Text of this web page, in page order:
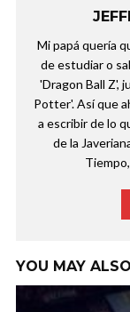
Mi papá quería
de estudiar o
'Dragon Ball Z',
Potter'. Así que
a escribir de lo
de la
YOU MAY